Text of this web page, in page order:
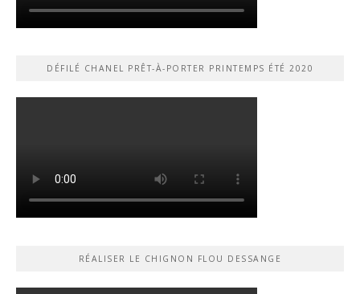
DÉFILÉ CHANEL PRÊT-À-PORTER PRINTEMPS ÉTÉ 2020
RÉALISER LE CHIGNON FLOU DESSANGE